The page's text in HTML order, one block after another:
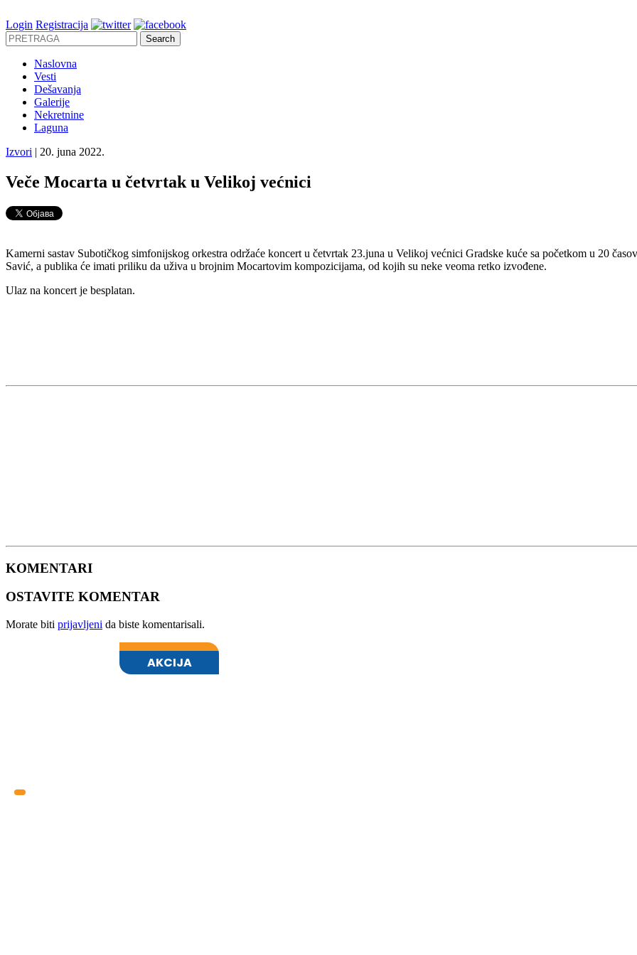
Login Registracija
Naslovna
Vesti
Dešavanja
Galerije
Nekretnine
Laguna
Izvori | 20. juna 2022.
Veče Mocarta u četvrtak u Velikoj većnici
Kamerni sastav Subotičkog simfonijskog orkestra održaće koncert u četvrtak 23.juna u Velikoj većnici Gradske kuće sa početkom u 20
Savić, a publika će imati priliku da uživa u brojnim Mocartovim kompozicijama, od kojih su neke veoma retko izvođene.
Ulaz na koncert je besplatan.
KOMENTARI
OSTAVITE KOMENTAR
Morate biti prijavljeni da biste komentarisali.